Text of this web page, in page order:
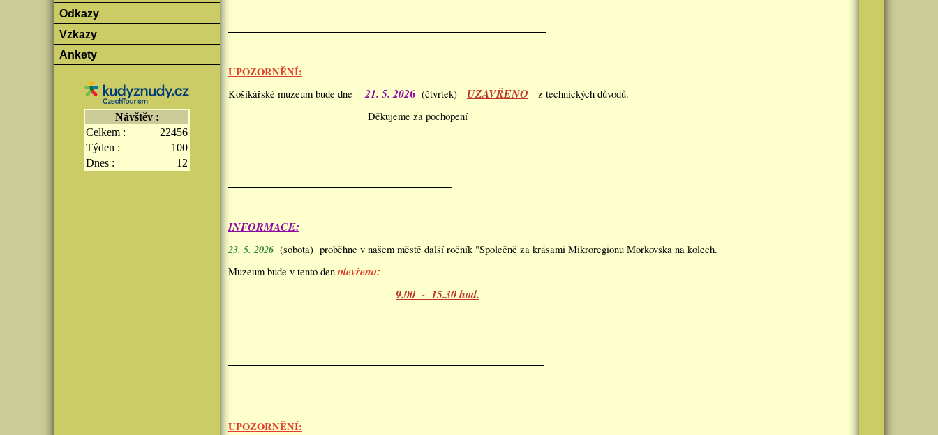
Odkazy
Vzkazy
Ankety
Návštěv :
Celkem :
22456
Týden :
100
Dnes :
12
UPOZORNĚNÍ:
Košíkářské muzeum bude dne21. 5. 2026(čtvrtek) UZAVŘENO z technických důvodů.
Děkujeme za pochopení
INFORMACE:
23. 5. 2026(sobota) proběhne v našem městě další ročník "Společně za krásami Mikroregionu Morkovska na kolech.
Muzeum bude v tento den otevřeno:
9.00 - 15.30 hod.
UPOZORNĚNÍ: